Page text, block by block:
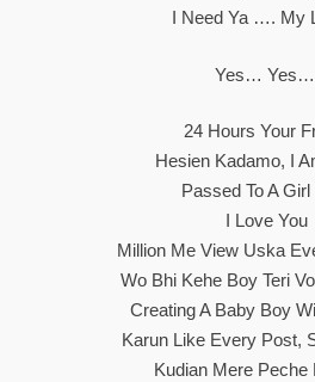
I Need Ya …. My
Yes…
24 Hours Your
Hesien Kadamo, I
Passed To A
I Love You
Million Me View Uska
Wo Bhi Kehe Boy Teri
Creating A Baby Boy
Karun Like Every Post,
Kudian Mere Peche